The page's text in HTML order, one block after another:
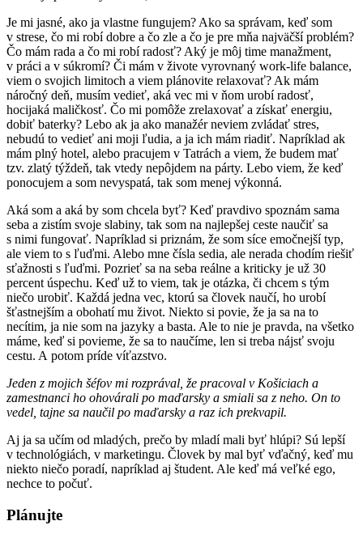
Je mi jasné, ako ja vlastne fungujem? Ako sa správam, keď som
v strese, čo mi robí dobre a čo zle a čo je pre mňa najväčší problém?
Čo mám rada a čo mi robí radosť? Aký je môj time manažment,
v práci a v súkromí? Či mám v živote vyrovnaný work-life balance,
viem o svojich limitoch a viem plánovite relaxovať? Ak mám
náročný deň, musím vedieť, aká vec mi v ňom urobí radosť,
hocijaká maličkosť. Čo mi pomôže zrelaxovať a získať energiu,
dobiť baterky? Lebo ak ja ako manažér neviem zvládať stres,
nebudú to vedieť ani moji ľudia, a ja ich mám riadiť. Napríklad ak
mám plný hotel, alebo pracujem v Tatrách a viem, že budem mať
tzv. zlatý týždeň, tak vtedy nepôjdem na párty. Lebo viem, že keď
ponocujem a som nevyspatá, tak som menej výkonná.
Aká som a aká by som chcela byť? Keď pravdivo spoznám sama
seba a zistím svoje slabiny, tak som na najlepšej ceste naučiť sa
s nimi fungovať. Napríklad si priznám, že som síce emočnejší typ,
ale viem to s ľuďmi. Alebo mne čísla sedia, ale nerada chodím riešiť
sťažnosti s ľuďmi. Pozrieť sa na seba reálne a kriticky je už 30
percent úspechu. Keď už to viem, tak je otázka, či chcem s tým
niečo urobiť. Každá jedna vec, ktorú sa človek naučí, ho urobí
šťastnejším a obohatí mu život. Niekto si povie, že ja sa na to
necítim, ja nie som na jazyky a basta. Ale to nie je pravda, na všetko
máme, keď si povieme, že sa to naučíme, len si treba nájsť svoju
cestu. A potom príde víťazstvo.
Jeden z mojich šéfov mi rozprával, že pracoval v Košiciach a
zamestnanci ho ohovárali po maďarsky a smiali sa z neho. On to
vedel, tajne sa naučil po maďarsky a raz ich prekvapil.
Aj ja sa učím od mladých, prečo by mladí mali byť hlúpi? Sú lepší
v technológiách, v marketingu. Človek by mal byť vďačný, keď mu
niekto niečo poradí, napríklad aj študent. Ale keď má veľké ego,
nechce to počuť.
Plánujte